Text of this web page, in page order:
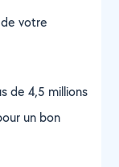
votre
de 4,5 millions
un bon